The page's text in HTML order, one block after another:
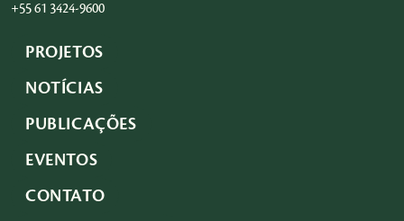
+55 61 3424-9600
PROJETOS
NOTÍCIAS
PUBLICAÇÕES
EVENTOS
CONTATO